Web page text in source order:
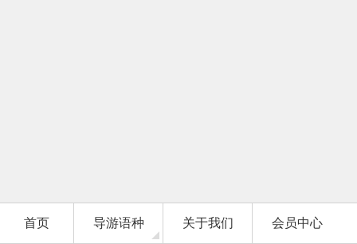
首页 导游语种 关于我们 会员中心